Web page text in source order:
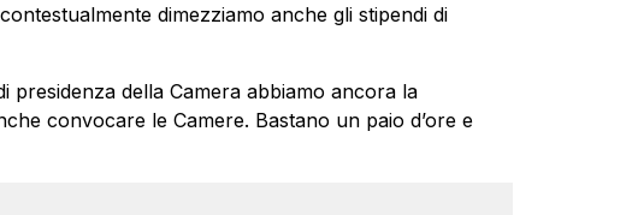
dimezziamo anche gli stipendi di
presidenza della Camera abbiamo ancora la
convocare le Camere. Bastano un paio d’ore e